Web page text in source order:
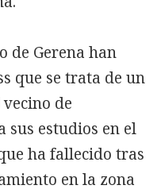
de Gerena han
que se trata de un
de
sus estudios en el
ha fallecido tras
en la zona